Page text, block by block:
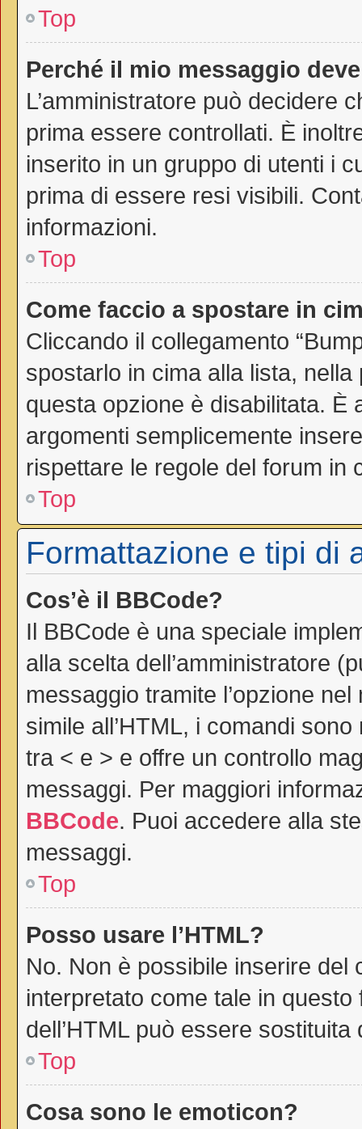
Top
Perché il mio messaggio
L’amministratore può decidere
prima essere controllati. È
inserito in un gruppo di utenti i
prima di essere resi visibili.
informazioni.
Top
Come faccio a spostare in
Cliccando il collegamento
spostarlo in cima alla lista,
questa opzione è disabilitata. È
argomenti semplicemente
rispettare le regole del forum in
Top
Formattazione e tipi di
Cos’è il BBCode?
Il BBCode è una speciale
alla scelta dell’amministratore
messaggio tramite l’opzione
simile all’HTML, i comandi
tra < e > e offre un controllo
messaggi. Per maggiori
BBCode. Puoi accedere alla
messaggi.
Top
Posso usare l’HTML?
No. Non è possibile inserire
interpretato come tale in
dell’HTML può essere sostituita
Top
Cosa sono le emoticon?